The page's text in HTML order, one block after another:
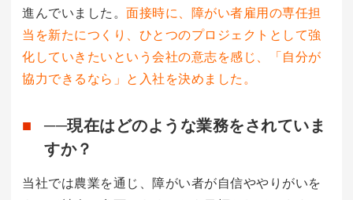
進んでいました。 面接時に、障がい者雇用の専任担
当を新たにつくり、ひとつのプロジェクトとして強
化していきたいという会社の意志を感じ、「自分が
協力できるなら」と入社を決めました。
──現在はどのような業務をされていま
すか？
当社では農業を通じ、障がい者が自信ややりがいを